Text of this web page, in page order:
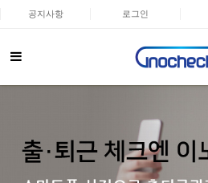
공지사항 로그인